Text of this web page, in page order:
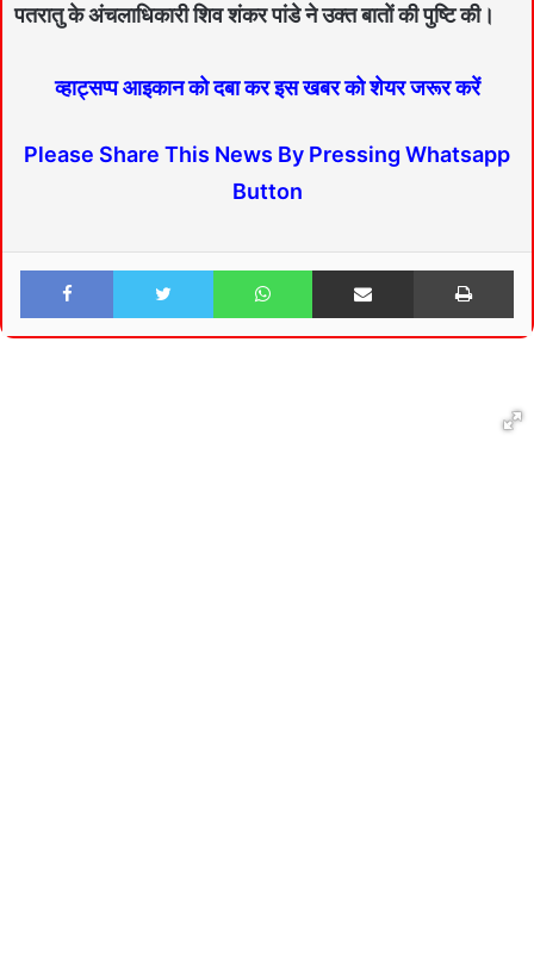
पतरातु के अंचलाधिकारी शिव शंकर पांडे ने उक्त बातों की पुष्टि की।
व्हाट्सप्प आइकान को दबा कर इस खबर को शेयर जरूर करें
Please Share This News By Pressing Whatsapp
Button
Facebook Twitter WhatsApp Share via Email Print